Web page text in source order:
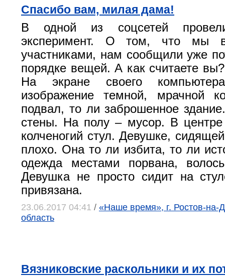
Спасибо вам, милая дама!
В одной из соцсетей
эксперимент. О том, что мы
участниками, нам сообщили уже
порядке вещей. А как считаете
На экране своего
изображение темной, мрачной
подвал, то ли заброшенное
стены. На полу – мусор. В центре
колченогий стул. Девушке,
плохо. Она то ли избита, то ли
одежда местами порвана,
Девушка не просто сидит на
привязана.
23.06.2017 04:41 / «Наше время», г. Ростов-на-
область
Вязниковские раскольники и их